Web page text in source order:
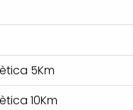
5Km
10Km